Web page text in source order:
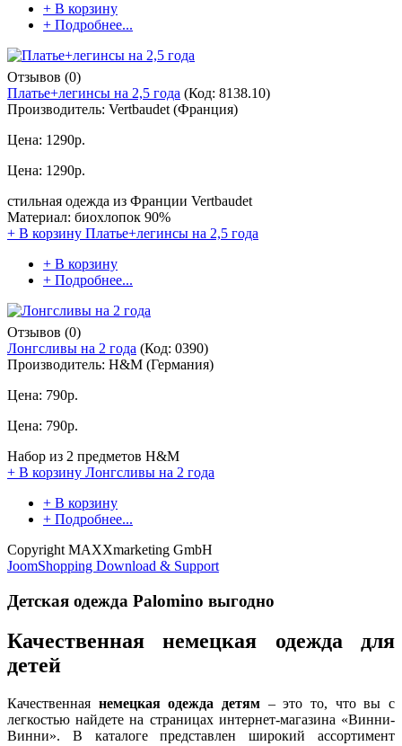
+ В корзину
+ Подробнее...
Отзывов (0)
Платье+легинсы на 2,5 года (Код: 8138.10)
Производитель: Vertbaudet (Франция)
Цена: 1290р.
Цена: 1290р.
стильная одежда из Франции Vertbaudet
Материал: биохлопок 90%
+ В корзину Платье+легинсы на 2,5 года
+ В корзину
+ Подробнее...
Отзывов (0)
Лонгсливы на 2 года (Код: 0390)
Производитель: H&M (Германия)
Цена: 790р.
Цена: 790р.
Набор из 2 предметов H&M
+ В корзину Лонгсливы на 2 года
+ В корзину
+ Подробнее...
Copyright MAXXmarketing GmbH
JoomShopping Download & Support
Детская одежда Palomino выгодно
Качественная немецкая одежда для
детей
Качественная немецкая одежда детям – это то, что вы с
легкостью найдете на страницах интернет-магазина «Винни-
Винни». В каталоге представлен широкий ассортимент